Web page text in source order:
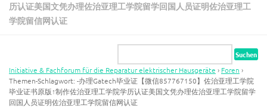
历认证美国文凭办理佐治亚理工学院留学回国人员证明佐治亚理工
学院留信网认证
Initiative & Fachforum für die Reparatur elektrischer Hausgeräte › Foren ›
Themen-Schlagwort: -办理Gatech毕业证【微信857767150】佐治亚理工学院
毕业证书原版↑制作佐治亚理工学院学历认证美国文凭办理佐治亚理工学院留学
回国人员证明佐治亚理工学院留信网认证